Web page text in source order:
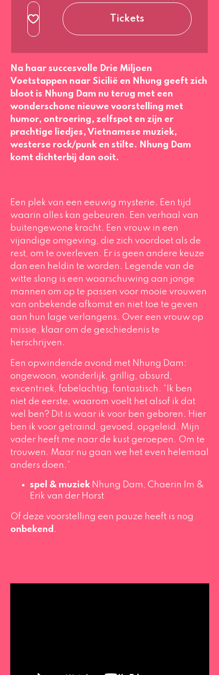
normaal
Tickets
Na haar succesvolle Drie Miljoen
Voetstappen naar Sicilië en Nhung geeft zich
bloot is Nhung Dam nu terug met een
wonderschone nieuwe voorstelling met
humor, ontroering, zelfspot en zijn er
prachtige liedjes, Vietnamese muziek,
westerse rock/punk en stilte. Nhung Dam
komt dichterbij dan ooit.
Een plek van een eeuwig mysterie. Een tijd
waarin alles kan gebeuren. Een verhaal van
buitengewone kracht. Een vrouw in een
vijandige omgeving, die zich voordoet als de
rest, om te overleven. Er is geen andere keuze
dan een heldin te worden. Legende van de
witte slang is een waarschuwing aan jonge
mannen om op te passen voor mooie vrouwen
van onbekende afkomst en niet toe te geven
aan hun lage verlangens. Over een vrouw op
missie, klaar om de geschiedenis te
herschrijven.
Een opwindende avond met Nhung Dam:
ongewoon, wonderlijk, grillig, absurd,
excentriek, fabelachtig, fantastisch. “Ik ben
niet de eerste, waarom voelt het alsof ik dat
wel ben? Dit is waar ik voor ben geboren. Hier
ben ik voor getraind, gevoed, opgeleid. Mijn
vader heeft me naar de kust geroepen. Om te
trouwen. Maar nu gaan we het even helemaal
anders doen.”
spel & muziekNhung Dam, Chaerin Im &
Erik van der Horst
Of deze voorstelling een pauze heeft is nog
onbekend .